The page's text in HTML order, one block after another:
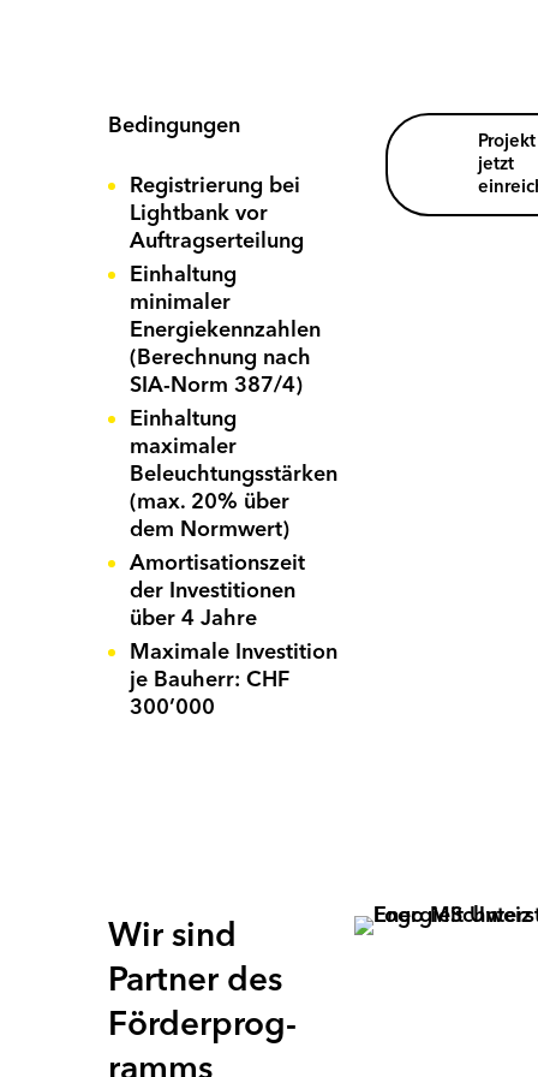
Bedingungen
Registrierung bei
Lightbank vor
Auftragserteilung
Einhaltung
minimaler
Energiekennzahlen
(Berechnung nach
SIA-Norm 387/4)
Einhaltung
maximaler
Beleuchtungsstärken
(max. 20% über
dem Normwert)
Amortisationszeit
der Investitionen
über 4 Jahre
Maximale Investition
je Bauherr: CHF
300’000
Projekt
jetzt
Wir sind
Partner des
Förder­prog­